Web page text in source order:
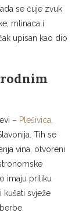
se čuje zvuk
mlinaca i
upisan kao dio
– Plešivica
Tih se
vina, otvoreni
imaju priliku
kušati svježe